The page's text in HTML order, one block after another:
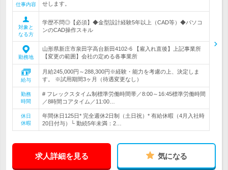
仕事内容
せします。
対象と
なる方
学歴不問◎【必須】◆金型設計経験5年以上（CAD等）◆パソコ
ンのCAD操作スキル
勤務地
山形県新庄市泉田字高台新田4102-6 【雇入れ直後】上記事業所
【変更の範囲】会社の定める各事業所
給与
月給245,000円～288,300円※経験・能力を考慮の上、決定しま
す。 ※試用期間3ヶ月（待遇変更なし）
勤務
時間
# フレックスタイム制標準労働時間帯／8:00～16:45標準労働時間
／8時間コアタイム／11:00…
休日
休暇
年間休日125日* 完全週休2日制（土日祝）* 有給休暇（4月入社時
20日付与）└ 勤続5年未満：2…
求人詳細を見る 気になる